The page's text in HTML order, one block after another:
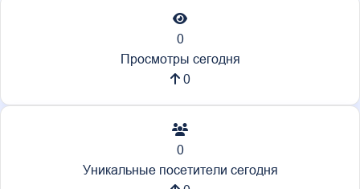
0
Просмотры сегодня
0
0
Уникальные посетители сегодня